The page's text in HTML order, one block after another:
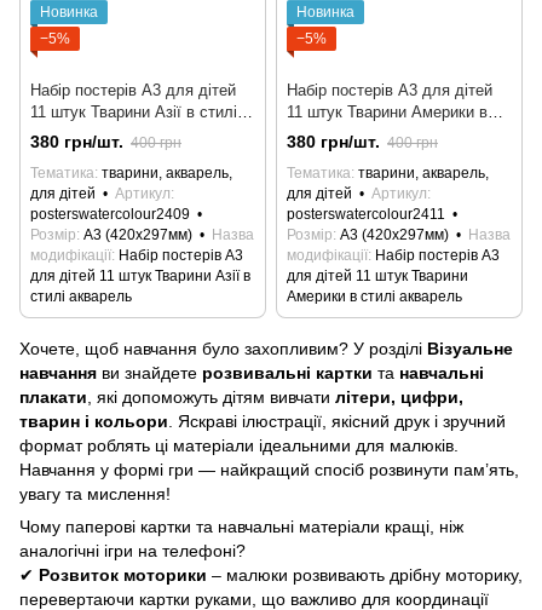
Новинка
−5%
Набір постерів A3 для дітей
11 штук Тварини Азії в стилі
акварель
380 грн/шт. 400 грн
Тематика тварини, акварель,
для дітей
Артикул
posterswatercolour2409
Розмір А3 (420х297мм)
Назва
модифікації Набір постерів A3
для дітей 11 штук Тварини Азії в
стилі акварель
Новинка
−5%
Набір постерів A3 для дітей
11 штук Тварини Америки в
стилі акварель
380 грн/шт. 400 грн
Тематика тварини, акварель,
для дітей
Артикул
posterswatercolour2411
Розмір А3 (420х297мм)
Назва
модифікації Набір постерів A3
для дітей 11 штук Тварини
Америки в стилі акварель
Хочете, щоб навчання було захопливим? У розділі Візуальне
навчання ви знайдете розвивальні картки та навчальні
плакати , які допоможуть дітям вивчати літери, цифри,
тварин і кольори . Яскраві ілюстрації, якісний друк і зручний
формат роблять ці матеріали ідеальними для малюків.
Навчання у формі гри — найкращий спосіб розвинути пам’ять,
увагу та мислення!
Чому паперові картки та навчальні матеріали кращі, ніж
аналогічні ігри на телефоні?
✔ Розвиток моторики – малюки розвивають дрібну моторику,
перевертаючи картки руками, що важливо для координації